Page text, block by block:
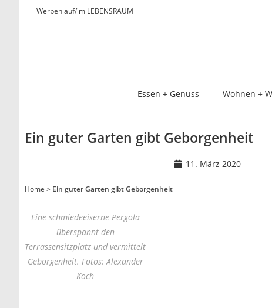
Werben auf/im LEBENSRAUM
Essen + Genuss Wohnen +
Ein guter Garten gibt Geborgenheit
11. März 2020
Home > Ein guter Garten gibt Geborgenheit
Eine schmiedeeiserne Pergola
überspannt den
Terrassensitzplatz und vermittelt
Geborgenheit. Fotos: Alexander
Koch